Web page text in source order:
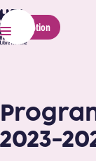
HELMo
Menu
Inscription
2023-